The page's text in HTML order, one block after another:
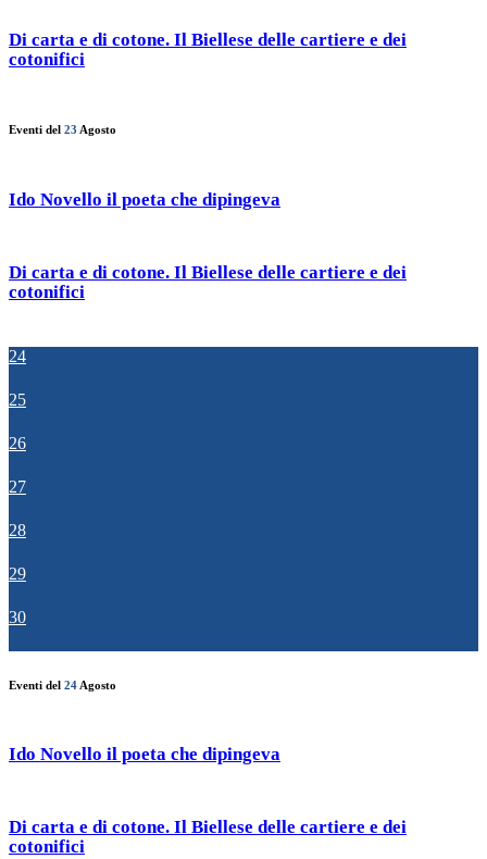
Di carta e di cotone. Il Biellese delle cartiere e dei
cotonifici
Eventi del 23 Agosto
Ido Novello il poeta che dipingeva
Di carta e di cotone. Il Biellese delle cartiere e dei
cotonifici
24
25
26
27
28
29
30
Eventi del 24 Agosto
Ido Novello il poeta che dipingeva
Di carta e di cotone. Il Biellese delle cartiere e dei
cotonifici